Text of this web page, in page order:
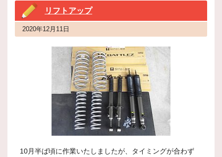
リフトアップ
2020年12月11日
10月半ば頃に作業いたしましたが、タイミングが合わず